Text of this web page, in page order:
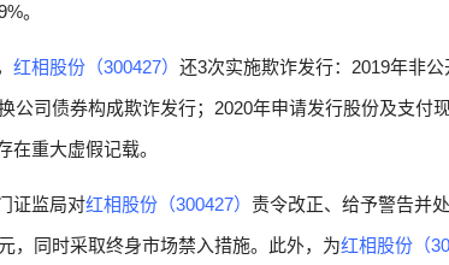
。
红相股份（300427） 还3次实施欺诈发行：2019年非
公司债券构成欺诈发行；2020年申请发行股份及支付
在重大虚假记载。
证监局对红相股份（300427） 责令改正、给予警告并
，同时采取终身市场禁入措施。此外，为红相股份（